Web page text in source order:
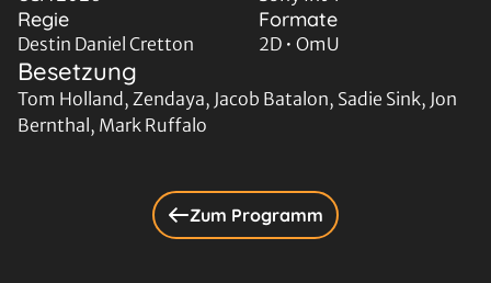
Regie
Destin Daniel Cretton
Formate
2D • OmU
Besetzung
Tom Holland, Zendaya, Jacob Batalon, Sadie Sink, Jon
Bernthal, Mark Ruffalo
Zum Programm